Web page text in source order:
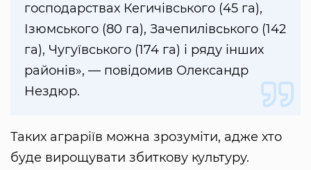
господарствах Кегичівського (45 га),
Ізюмського (80 га), Зачепилівського (142
га), Чугуївського (174 га) і ряду інших
районів», — повідомив Олександр
Нездюр.
Таких аграріїв можна зрозуміти, адже хто
буде вирощувати збиткову культуру.